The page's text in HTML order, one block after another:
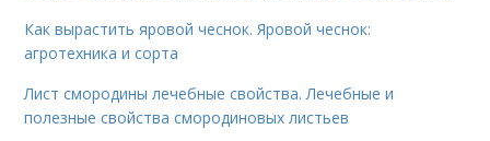
Как вырастить яровой чеснок. Яровой чеснок:
агротехника и сорта
Лист смородины лечебные свойства. Лечебные и
полезные свойства смородиновых листьев